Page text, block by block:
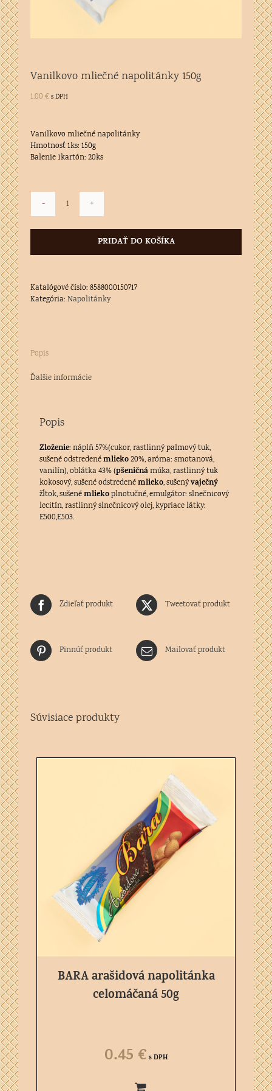
Vanilkovo mliečné napolitánky 150g
1.00 €s DPH
Vanilkovo mliečné napolitánky
Hmotnosť 1ks: 150g
Balenie 1kartón: 20ks
množstvo
mliečné
napolitánky
150g
PRIDAŤ DO KOŠÍKA
Katalógové číslo: 8588000150717
Kategória: Napolitánky
Popis
Ďalšie informácie
Popis
Zloženie: náplň 57%(cukor, rastlinný palmový tuk,
sušené odstredenémlieko20%, aróma: smotanová,
vanilín), oblátka 43% (pšeničnámúka, rastlinný tuk
kokosový, sušené odstredenémlieko, sušenývaječný
žĺtok, sušenémliekoplnotučné, emulgátor: slnečnicový
lecitín, rastlinný slnečnicový olej, kypriace látky:
E500,E503.
Zdieľať produkt Tweetovať produkt
Pinnúť produkt Mailovať produkt
Súvisiace produkty
BARA arašidová napolitánka
celomáčaná 50g
0.45 € s DPH